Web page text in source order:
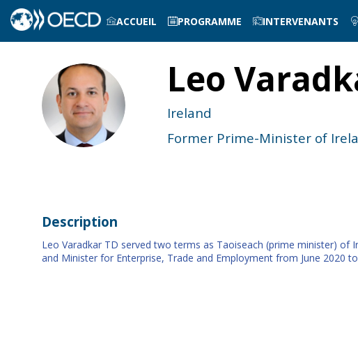
ACCUEIL PROGRAMME INTERVENANTS
LV
Leo
Ireland
Former Prime-Minister of
Description
Leo Varadkar TD served two terms as Taoiseach (prime minister)
and Minister for Enterprise, Trade and Employment from June 2020